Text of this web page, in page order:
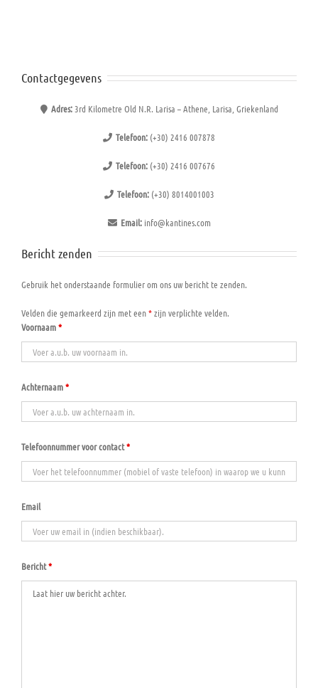
Contactgegevens
Adres:3rd Kilometre Old N.R. Larisa – Athene, Larisa, Griekenland
Telefoon: (+30) 2416 007878
Telefoon: (+30) 2416 007676
Telefoon:(+30) 8014001003
Email:info@kantines.com
Bericht zenden
Gebruik het onderstaande formulier om ons uw bericht te zenden.
Velden die gemarkeerd zijn met een*zijn verplichte velden.
Voornaam*
Achternaam*
Telefoonnummer voor contact*
Email
Bericht*